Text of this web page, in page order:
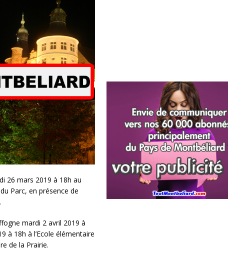
26 mars 2019 à 18h au
Parc, en présence de
mardi 2 avril 2019 à
à 18h à l’Ecole élémentaire
de la Prairie.